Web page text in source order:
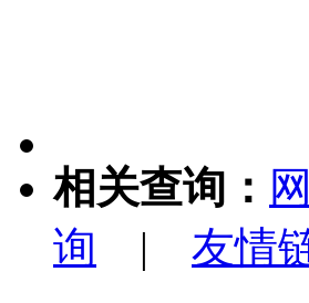
相关查询：
询 | 友情